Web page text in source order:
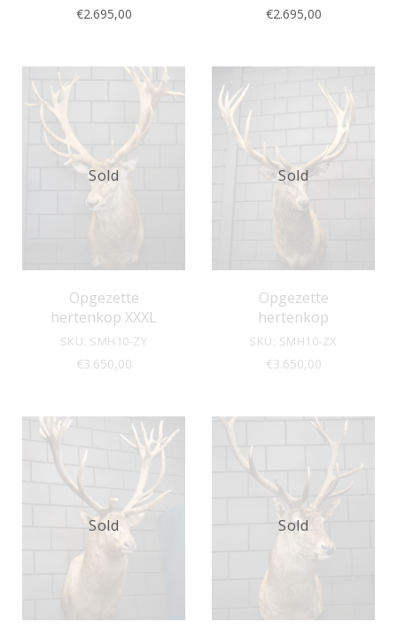
€2.695,00 €2.695,00
Opgezette
hertenkop XXXL
SKU: SMH10-ZY
€3.650,00
Sold
Opgezette
hertenkop
SKU: SMH10-ZX
€3.650,00
Sold
Sold Sold